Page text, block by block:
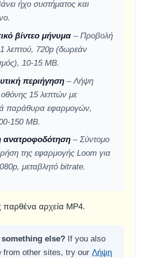
ήχο συστήματος και
βίντεο μήνυμα– Προβολή
λεπτού, 720p (δωρεάν
10-15 MB.
περιήγηση– Λήψη
15 λεπτών με
παράθυρα εφαρμογών,
150 MB.
ανατροφοδότηση– Σύντομο
της εφαρμογής Loom για
μεταβλητό bitrate.
αρχεία MP4.
else? If you also
from other sites, try ourΛήψη